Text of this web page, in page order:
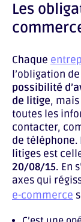
Les
Chaque
l’obligation
possibilité
de litige,
toutes les
contacter,
de
litiges est
20/08/15. En
axes qui
e-commerce